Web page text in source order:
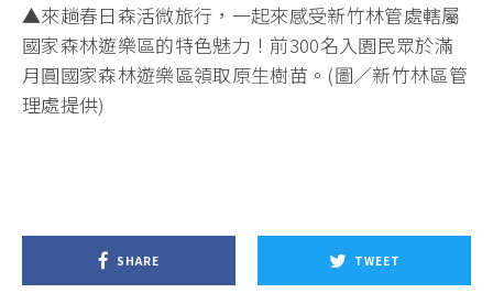
▲來趟春日森活微旅行，一起來感受新竹林管處轄屬
國家森林遊樂區的特色魅力！前300名入園民眾於滿
月圓國家森林遊樂區領取原生樹苗。(圖／新竹林區管
理處提供)
SHARE TWEET